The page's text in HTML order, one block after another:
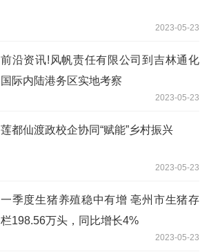
2023-05-23
前沿资讯!风帆责任有限公司到吉林通化
国际内陆港务区实地考察
2023-05-23
莲都仙渡政校企协同“赋能”乡村振兴
2023-05-23
一季度生猪养殖稳中有增 亳州市生猪存
栏198.56万头，同比增长4%
2023-05-23